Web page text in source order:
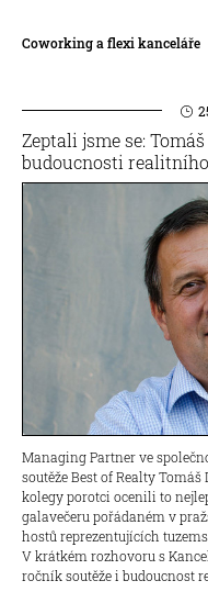
Coworking a flexi kanceláře
Zeptali jsme se:
budoucnosti
Managing Partner ve
soutěže Best of Realty
kolegy porotci ocenili to
galavečeru pořádaném v
hostů reprezentujících
V krátkém rozhovoru s
ročník soutěže i budoucnost